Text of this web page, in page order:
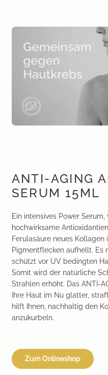
ANTI-AGING
SERUM 15ML
Ein intensives Power
hochwirksame
Ferulasäure neues
Pigmentflecken aufhellt. Es
schützt vor UV bedingten
Somit wird der natürliche
Strahlen erhöht. Das ANTI-
Ihre Haut im Nu glatter,
hilft Ihnen, nachhaltig den
anzukurbeln.
Zum Onlineshop